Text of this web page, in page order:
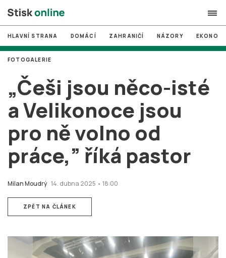
search
# MUNI
Brno
# volby
login PŘIHLÁSIT SE
Zapomněli jste heslo?
Založit nový účet
HLAVNÍ STRANA DOMÁCÍ ZAHRANIČÍ NÁZORY
„Češi jsou něco-isté
a Velikonoce jsou
pro ně volno od
práce,” říká pastor
Milan Moudrý 14. dubna 2025 • 18:00
FOTOGALERIE
ZPĚT NA ČLÁNEK